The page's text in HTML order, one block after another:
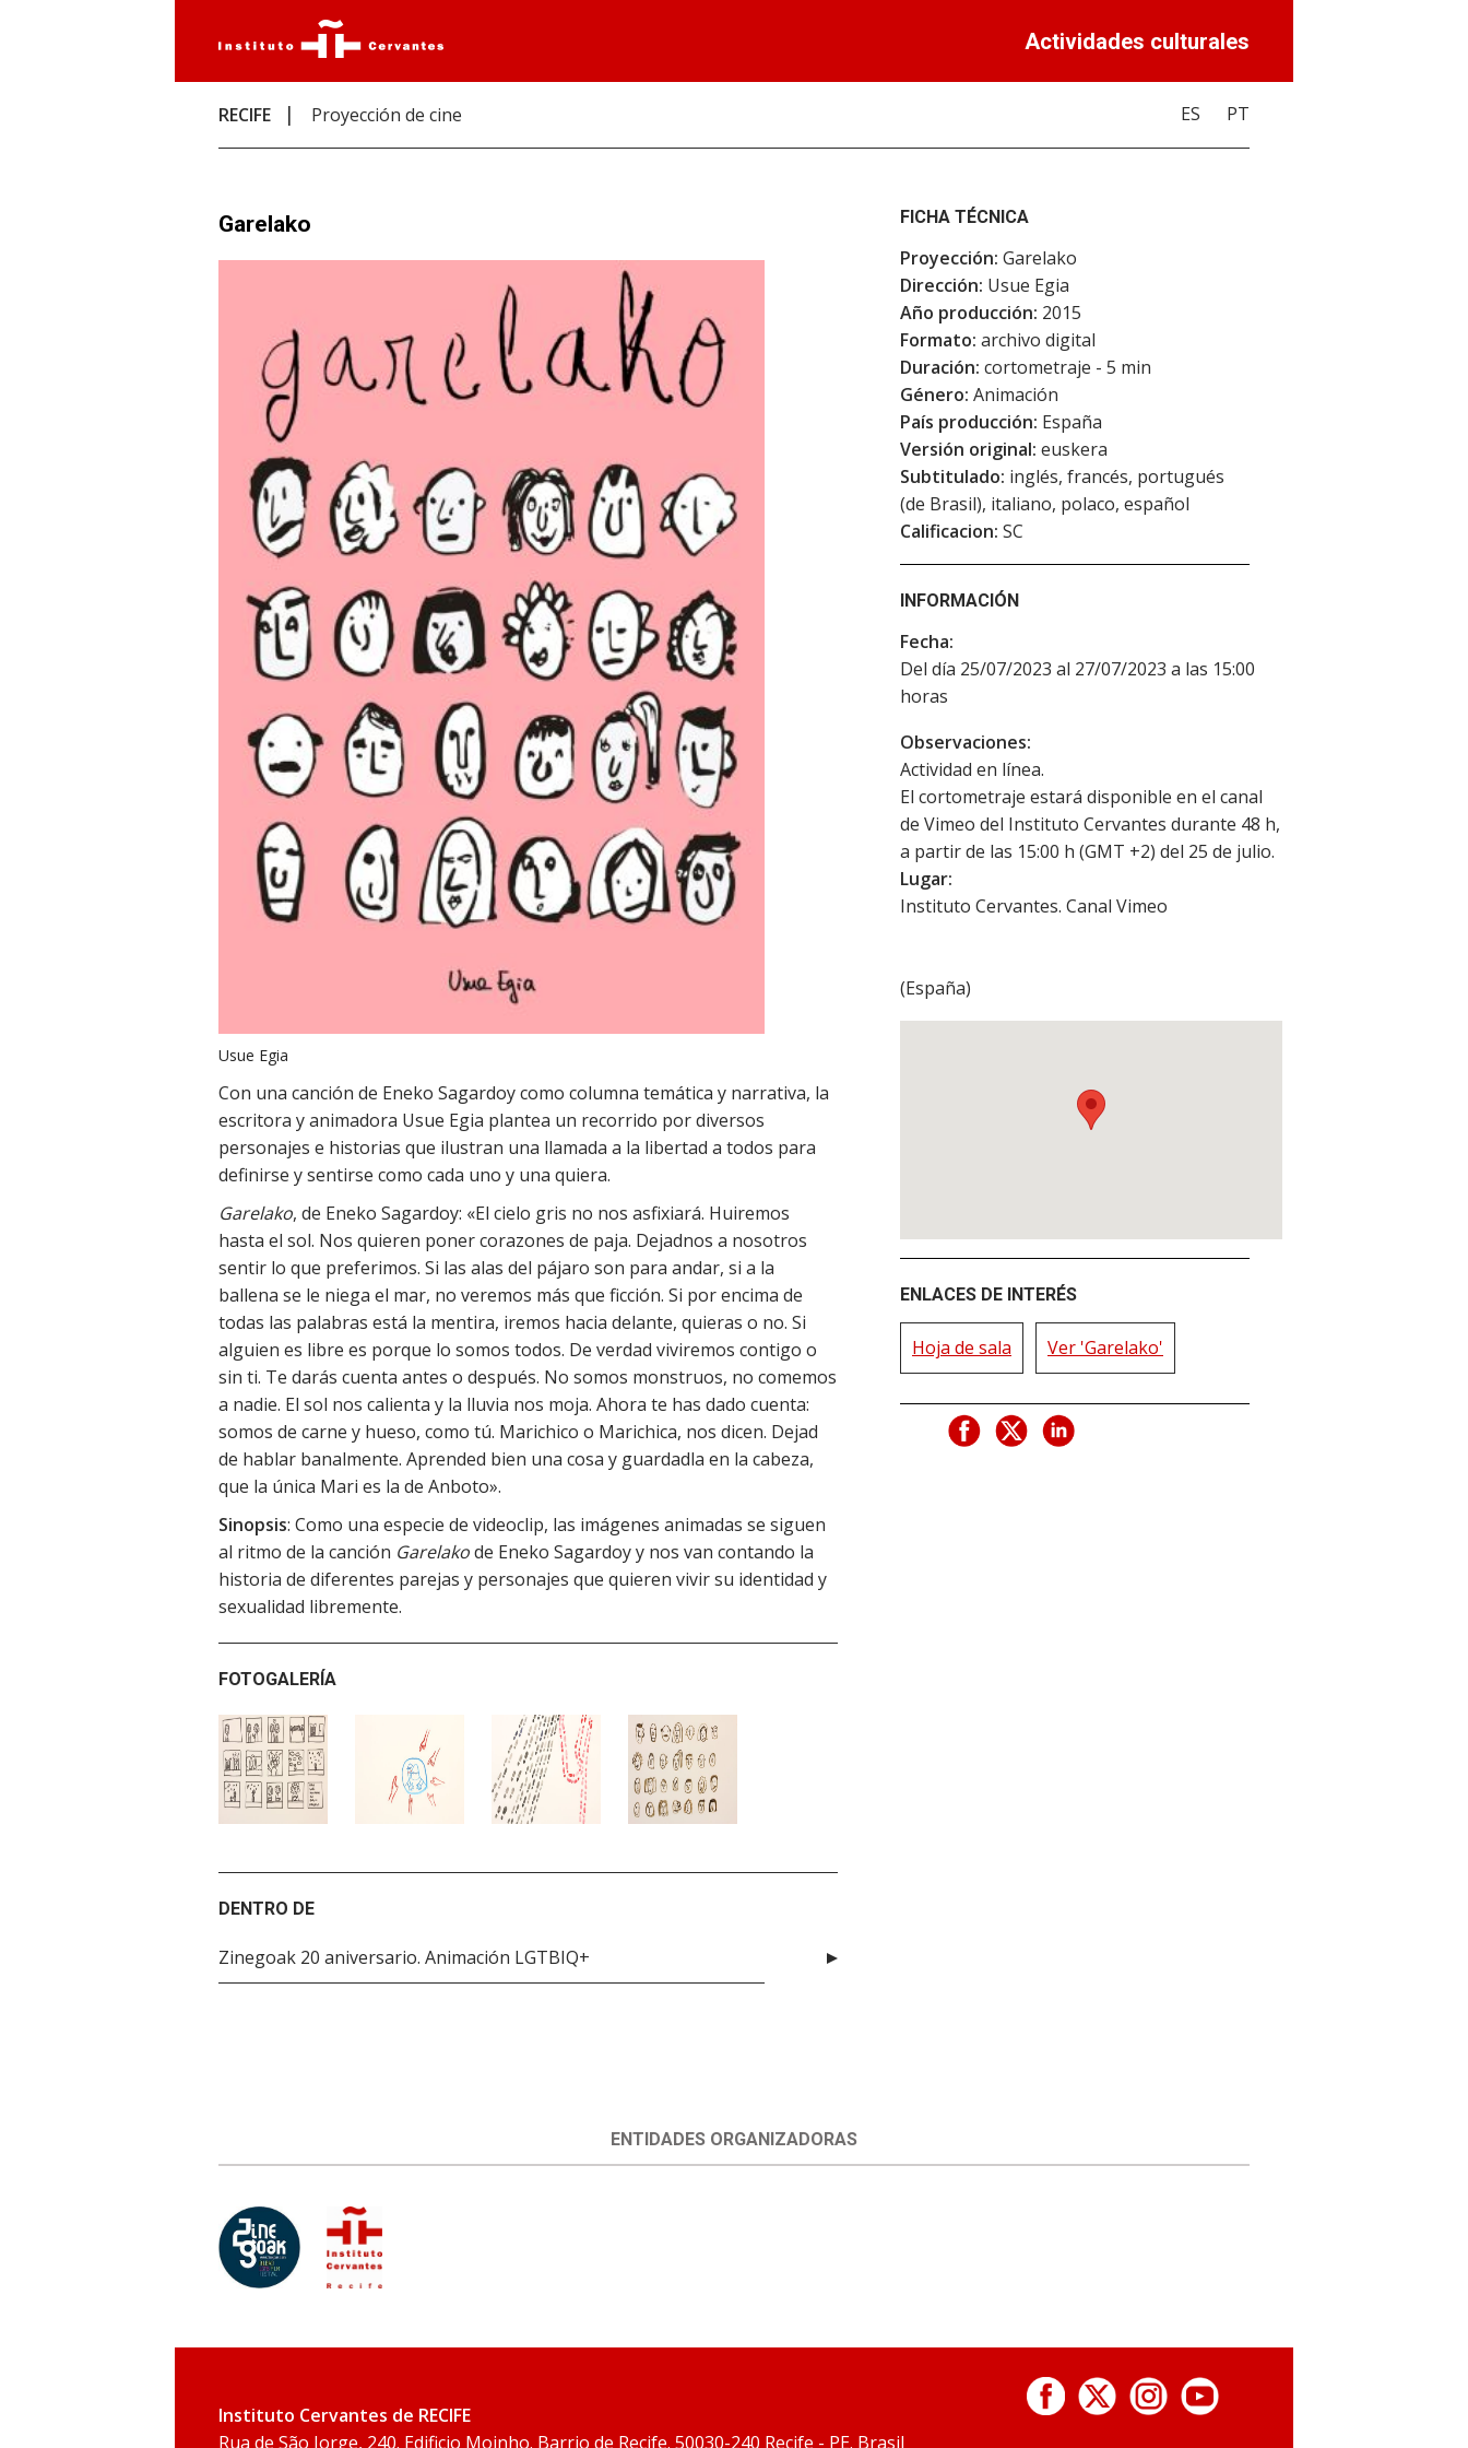
Actividades culturales
RECIFE Proyección de cine ES PT
Garelako
Usue Egia
Con una canción de Eneko Sagardoy como columna temática y narrativa, la
escritora y animadora Usue Egia plantea un recorrido por diversos
personajes e historias que ilustran una llamada a la libertad a todos para
definirse y sentirse como cada uno y una quiera.
Garelako, de Eneko Sagardoy: «El cielo gris no nos asfixiará. Huiremos
hasta el sol. Nos quieren poner corazones de paja. Dejadnos a nosotros
sentir lo que preferimos. Si las alas del pájaro son para andar, si a la
ballena se le niega el mar, no veremos más que ficción. Si por encima de
todas las palabras está la mentira, iremos hacia delante, quieras o no. Si
alguien es libre es porque lo somos todos. De verdad viviremos contigo o
sin ti. Te darás cuenta antes o después. No somos monstruos, no comemos
a nadie. El sol nos calienta y la lluvia nos moja. Ahora te has dado cuenta:
somos de carne y hueso, como tú. Marichico o Marichica, nos dicen. Dejad
de hablar banalmente. Aprended bien una cosa y guardadla en la cabeza,
que la única Mari es la de Anboto».
Sinopsis: Como una especie de videoclip, las imágenes animadas se siguen
al ritmo de la canción Garelakode Eneko Sagardoy y nos van contando la
historia de diferentes parejas y personajes que quieren vivir su identidad y
sexualidad libremente.
FOTOGALERÍA
DENTRO DE
Zinegoak 20 aniversario. Animación LGTBIQ+
FICHA TÉCNICA
Proyección: Garelako
Dirección: Usue Egia
Año producción: 2015
Formato: archivo digital
Duración: cortometraje - 5 min
Género: Animación
País producción: España
Versión original: euskera
Subtitulado: inglés, francés, portugués
(de Brasil), italiano, polaco, español
Calificacion: SC
INFORMACIÓN
Fecha:
Del día 25/07/2023 al 27/07/2023 a las 15:00
horas
Observaciones:
Actividad en línea.
El cortometraje estará disponible en el canal
de Vimeo del Instituto Cervantes durante 48 h,
a partir de las 15:00 h (GMT +2) del 25 de julio.
Lugar:
Instituto Cervantes. Canal Vimeo
(España)
ENLACES DE INTERÉS
Hoja de sala Ver 'Garelako'
ENTIDADES ORGANIZADORAS
Instituto Cervantes de RECIFE
Rua de São Jorge, 240. Edificio Moinho. Barrio de Recife. 50030-240 Recife - PE. Brasil